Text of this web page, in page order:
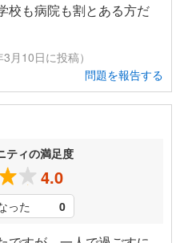
校も病院も割とある方だ
月10日に投稿）
問題を報告する
ティの満足度
4.0
った 0